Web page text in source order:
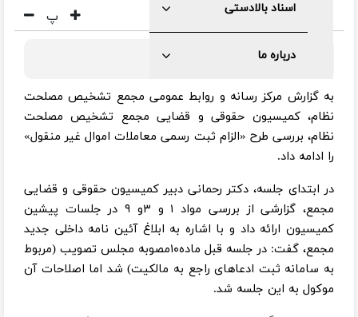
اسناد بالادستی
درباره ما
پ
به گزارش مرکز رسانه و روابط عمومی مجمع تشخیص مصلحت
نظام، کمیسیون حقوقی و قضایی مجمع تشخیص مصلحت
نظام، بررسی طرح «الزام ثبت رسمی معاملات اموال غیر منقول»
را ادامه داد.
در ابتدای جلسه، دکتر رحمانی دبیر کمیسیون حقوقی و قضایی
مجمع، گزارشی از بررسی مواد ۱ و ۳و ۹ در جلسات پیشین
کمیسیون ارائه داد و با اشاره به ابلاغ آئین نامه داخلی جدید
مجمع، گفت: در جلسه قبل ماده۱۰مصوبه مجلس تصویب (مربوط
به سامانه ثبت ادعاهای راجع به مالکیت) شد اما اصلاحات آن
موکول به این جلسه شد.